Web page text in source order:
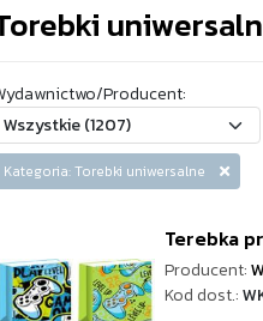
Producent:
Kategoria: Torebki uniwersalne
Terebka
Producent:
Kod dost.: